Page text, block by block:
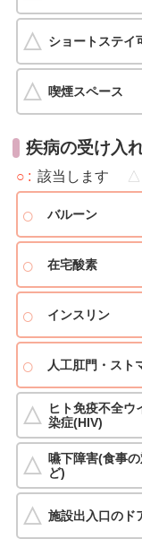
ショートステイ
喫煙スペース
疾病の受け入
○ 該当します △
バルーン
在宅酸素
インスリン
人工肛門・スト
ヒト免疫不全ウ
染症(HIV)
嚥下障害(食事
ど)
施設出入口のド